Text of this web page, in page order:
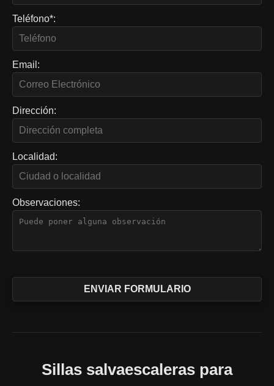
Teléfono*:
Email:
Dirección:
Localidad:
Observaciones:
Sillas salvaescaleras para